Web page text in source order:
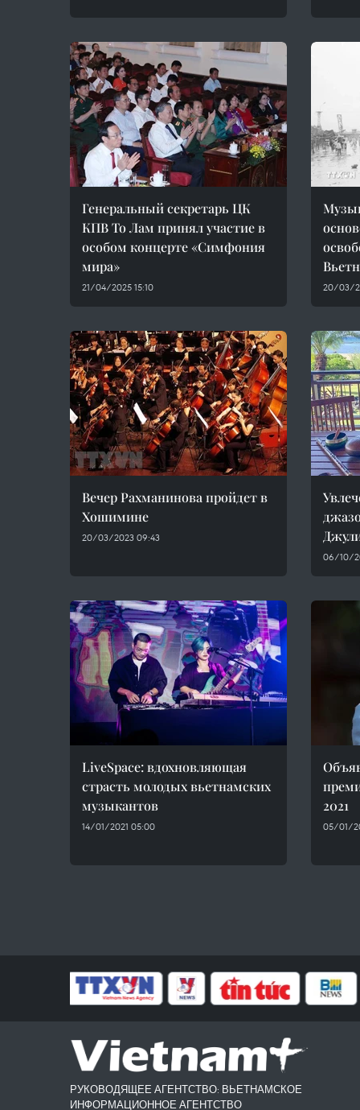
Генеральный секретарь ЦК
КПВ То Лам принял участие в
особом концерте «Симфония
мира»
21/04/2025 15:10 20/03/
Вечер Рахманинова пройдет в
Хошимине
20/03/2023 09:43
06/10/
LiveSpace: вдохновляющая
страсть молодых вьетнамских
музыкантов
14/01/2021 05:00
2021
05/01/
РУКОВОДЯЩЕЕ АГЕНТСТВО: ВЬЕТНАМСКОЕ
ИНФОРМАЦИОННОЕ АГЕНТСТВО